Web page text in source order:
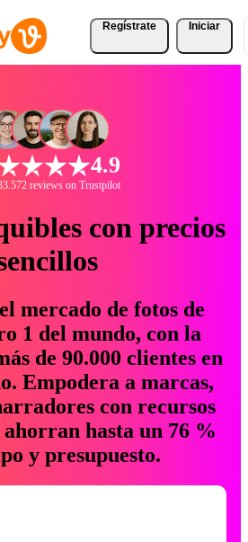
Regístrate Iniciar
4.9
reviews on Trustpilot
con precios
mercado de fotos de
1 del mundo, con la
de 90.000 clientes en
Empodera a marcas,
con recursos
hasta un 76 %
y presupuesto.